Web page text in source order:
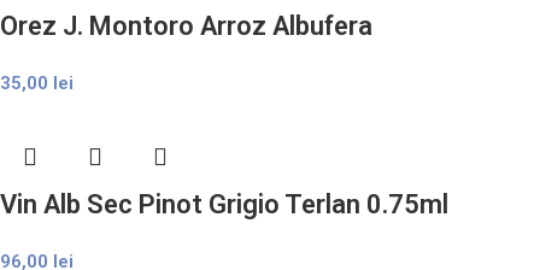
Orez J. Montoro Arroz Albufera
35,00 lei
Vin Alb Sec Pinot Grigio Terlan 0.75ml
96,00 lei